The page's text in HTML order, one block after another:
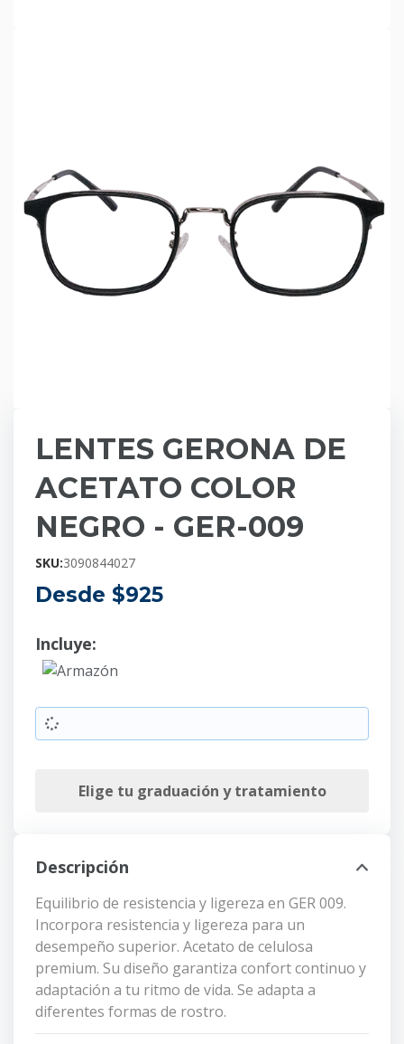
LENTES GERONA DE
ACETATO COLOR
NEGRO - GER-009
SKU:3090844027
Desde $925
Incluye:
Armazón
Elige tu graduación y tratamiento
Descripción
Equilibrio de resistencia y ligereza en GER 009.
Incorpora resistencia y ligereza para un
desempeño superior. Acetato de celulosa
premium. Su diseño garantiza confort continuo y
adaptación a tu ritmo de vida. Se adapta a
diferentes formas de rostro.